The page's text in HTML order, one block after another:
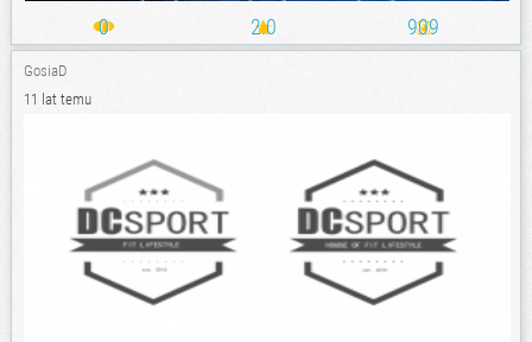
0 2.0 909
GosiaD
11 lat temu